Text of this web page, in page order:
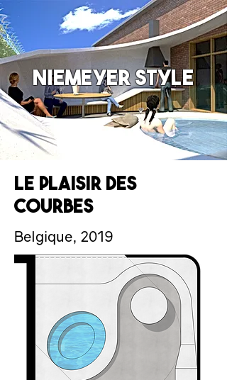
Niemeyer style
le plaisir des
courbes
Belgique, 2019